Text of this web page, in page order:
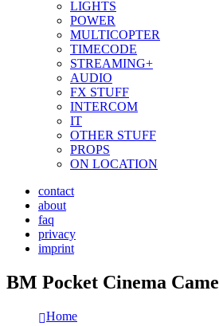
LIGHTS
POWER
MULTICOPTER
TIMECODE
STREAMING+
AUDIO
FX STUFF
INTERCOM
IT
OTHER STUFF
PROPS
ON LOCATION
contact
about
faq
privacy
imprint
BM Pocket Cinema
Home